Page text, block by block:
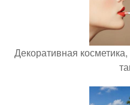
Декоративная